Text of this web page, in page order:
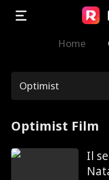
Home
Optimist
Optimist Film
Il